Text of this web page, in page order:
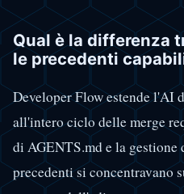
Qual è la differenza
le precedenti
Developer Flow estende l'AI
all'intero ciclo delle merge
di AGENTS.md e la
precedenti si concentravano